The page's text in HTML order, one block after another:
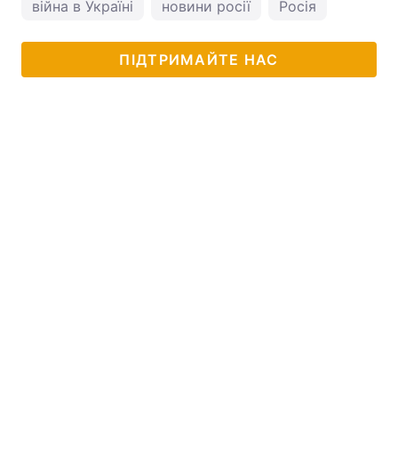
війна в Україні новини росії Росія
ПІДТРИМАЙТЕ НАС